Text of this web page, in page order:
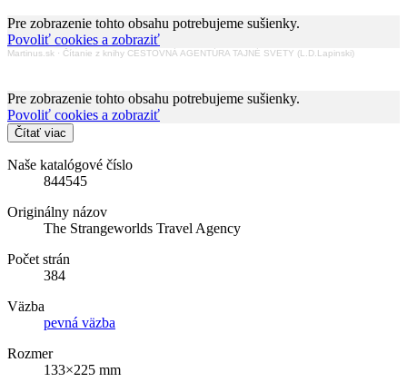
Pre zobrazenie tohto obsahu potrebujeme sušienky.
Povoliť cookies a zobraziť
Martinus.sk · Čítanie z knihy CESTOVNÁ AGENTÚRA TAJNÉ SVETY (L.D.Lapinski)
Pre zobrazenie tohto obsahu potrebujeme sušienky.
Povoliť cookies a zobraziť
Čítať viac
Naše katalógové číslo
844545
Originálny názov
The Strangeworlds Travel Agency
Počet strán
384
Väzba
pevná väzba
Rozmer
133×225 mm